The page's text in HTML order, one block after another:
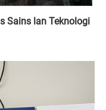
Sains lan Teknologi